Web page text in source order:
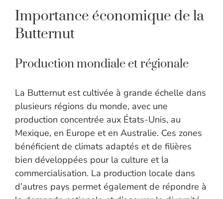
Importance économique de la
Butternut
Production mondiale et régionale
La Butternut est cultivée à grande échelle dans
plusieurs régions du monde, avec une
production concentrée aux États-Unis, au
Mexique, en Europe et en Australie. Ces zones
bénéficient de climats adaptés et de filières
bien développées pour la culture et la
commercialisation. La production locale dans
d’autres pays permet également de répondre à